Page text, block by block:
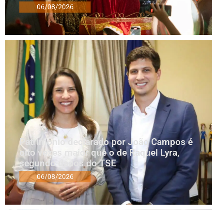
06/08/2026
Patrimônio declarado por João Campos é
oito vezes maior que o de Raquel Lyra,
segundo dados do TSE
06/08/2026